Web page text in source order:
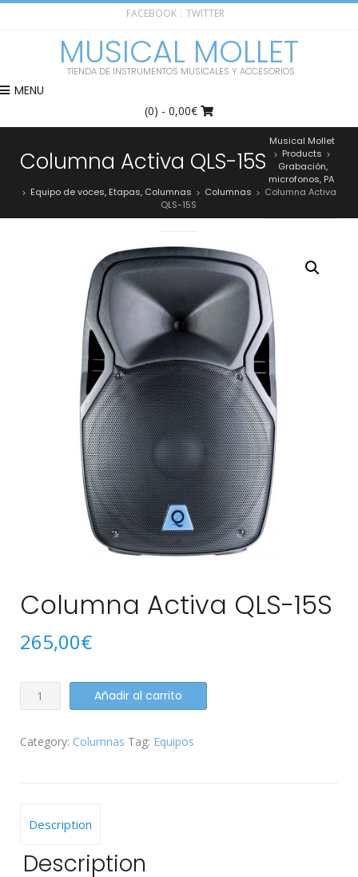
FACEBOOK TWITTER
MUSICAL MOLLET
TIENDA DE INSTRUMENTOS MUSICALES Y ACCESORIOS
MENU
(0) - 0,00€
Columna Activa QLS-15S
Musical Mollet
> Products >
Grabación,
microfonos, PA
> Equipo de voces, Etapas, Columnas > Columnas > Columna Activa
QLS-15S
Columna Activa QLS-15S
265,00€
Columna
Activa
15S
Añadir al carrito
Category: Columnas Tag: Equipos
Description
Description